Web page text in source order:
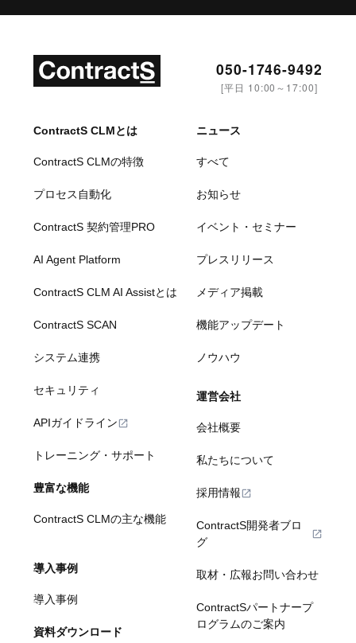
050-1746-9492
[平日 10:00～17:00]
ContractS CLMとは
ContractS CLMの特徴
プロセス自動化
ContractS 契約管理PRO
AI Agent Platform
ContractS CLM AI Assistとは
ContractS SCAN
システム連携
セキュリティ
APIガイドライン
トレーニング・サポート
豊富な機能
ContractS CLMの主な機能
導入事例
導入事例
資料ダウンロード
ニュース
すべて
お知らせ
イベント・セミナー
プレスリリース
メディア掲載
機能アップデート
ノウハウ
運営会社
会社概要
私たちについて
採用情報
ContractS開発者ブロ
グ
取材・広報お問い合わせ
ContractSパートナープ
ログラムのご案内